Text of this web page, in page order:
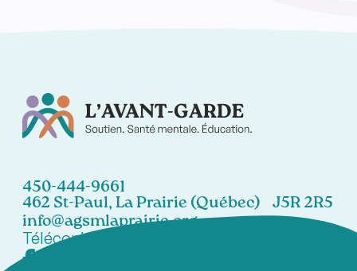
450-444-9661
462 St-Paul, La Prairie (Québec) J5R 2R5
info@agsmlaprairie.org
Télécopieur: